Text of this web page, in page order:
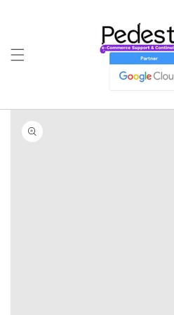
directamente
a la
información